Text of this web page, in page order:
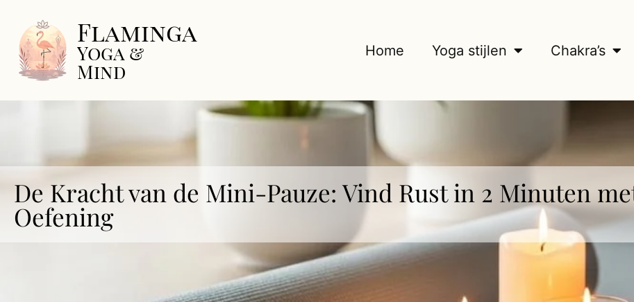
Flaminga
Yoga &
Mind
Home Yoga stijlen Chakra’s
De Kracht van de Mini-Pauze: Vind Rust in 2 Minuten
Oefening